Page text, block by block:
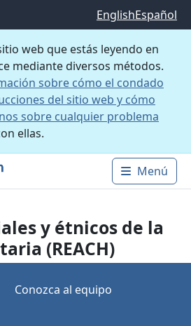
EnglishEspañol
web que estás leyendo en
mediante diversos métodos.
sobre cómo el condado
del sitio web y cómo
sobre cualquier problema
ellas.
Main
Menú
y étnicos de la
(REACH)
Conozca al equipo